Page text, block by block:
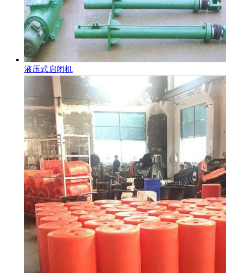
液压式启闭机